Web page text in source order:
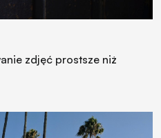
zdjęć prostsze niż